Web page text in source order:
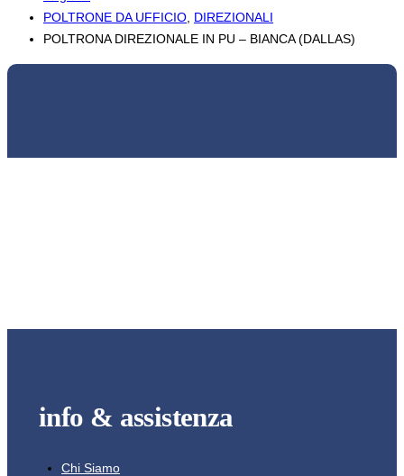
POLTRONE DA UFFICIO DIREZIONALI
POLTRONA DIREZIONALE IN PU – BIANCA (DALLAS)
info & assistenza
Chi Siamo